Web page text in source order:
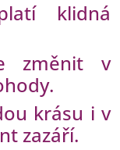
klidná
změnit v
krásu i v
zazáří.